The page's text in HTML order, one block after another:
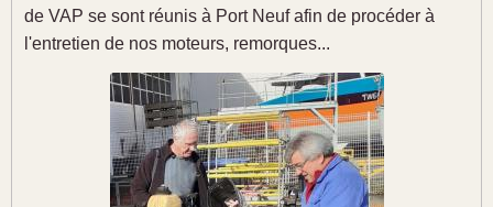
de VAP se sont réunis à Port Neuf afin de procéder à
l'entretien de nos moteurs, remorques...